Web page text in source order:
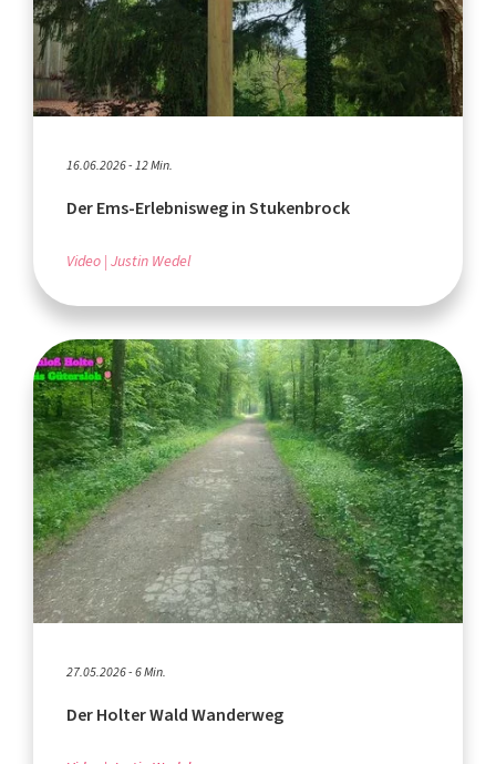
16.06.2026 - 12 Min.
Der Ems-Erlebnisweg in Stukenbrock
Video Justin Wedel
27.05.2026 - 6 Min.
Der Holter Wald Wanderweg